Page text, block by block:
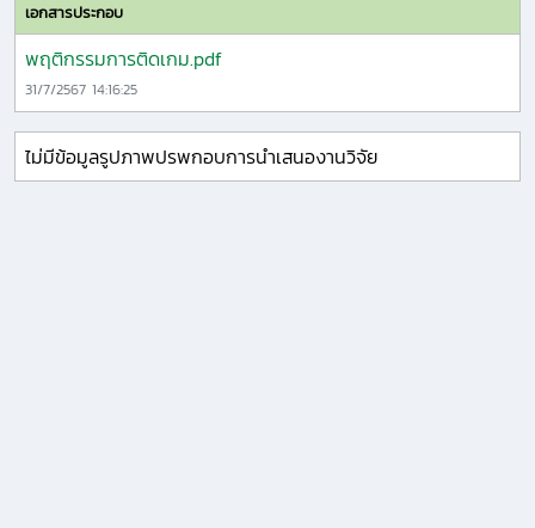
เอกสารประกอบ
พฤติกรรมการติดเกม.pdf
31/7/2567 14:16:25
ไม่มีข้อมูลรูปภาพปรพกอบการนำเสนองานวิจัย